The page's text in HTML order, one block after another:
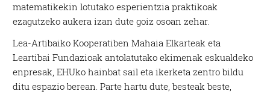
matematikekin lotutako esperientzia praktikoak
ezagutzeko aukera izan dute goiz osoan zehar.
Lea-Artibaiko Kooperatiben Mahaia Elkarteak eta
Leartibai Fundazioak antolatutako ekimenak eskualdeko
enpresak, EHUko hainbat sail eta ikerketa zentro bildu
ditu espazio berean. Parte hartu dute, besteak beste,